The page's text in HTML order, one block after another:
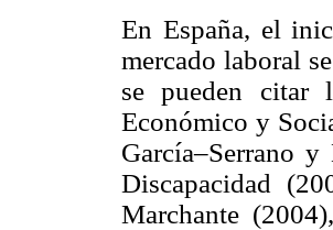
En España, el
mercado laboral
se pueden citar
Económico y
García–Serrano
Discapacidad
Marchante